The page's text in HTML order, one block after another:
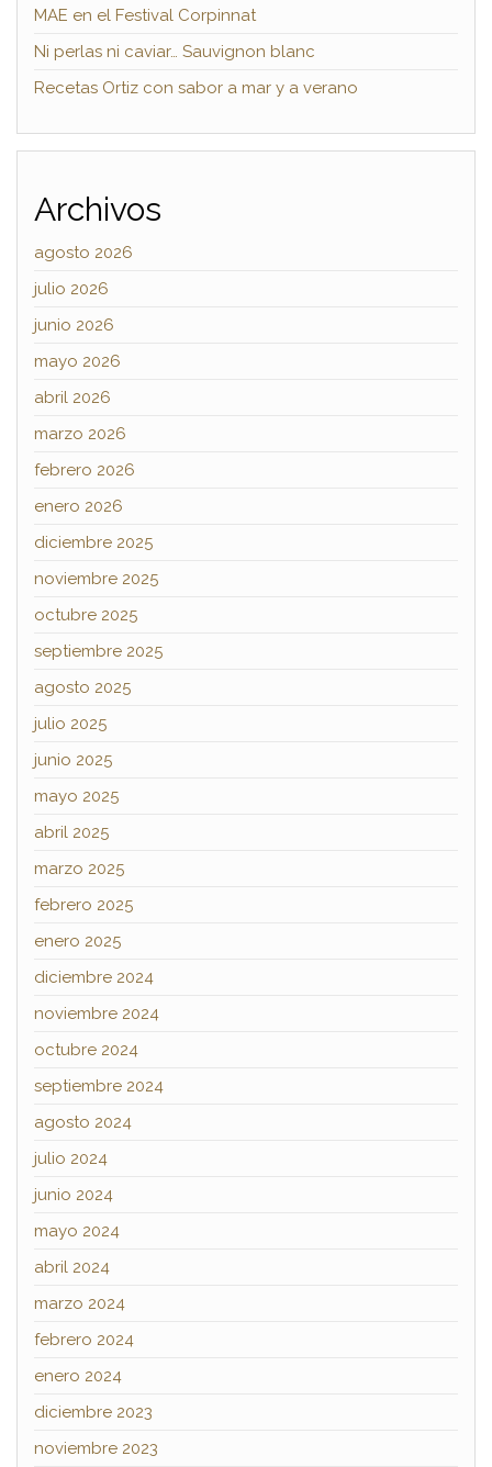
MAE en el Festival Corpinnat
Ni perlas ni caviar… Sauvignon blanc
Recetas Ortiz con sabor a mar y a verano
Archivos
agosto 2026
julio 2026
junio 2026
mayo 2026
abril 2026
marzo 2026
febrero 2026
enero 2026
diciembre 2025
noviembre 2025
octubre 2025
septiembre 2025
agosto 2025
julio 2025
junio 2025
mayo 2025
abril 2025
marzo 2025
febrero 2025
enero 2025
diciembre 2024
noviembre 2024
octubre 2024
septiembre 2024
agosto 2024
julio 2024
junio 2024
mayo 2024
abril 2024
marzo 2024
febrero 2024
enero 2024
diciembre 2023
noviembre 2023